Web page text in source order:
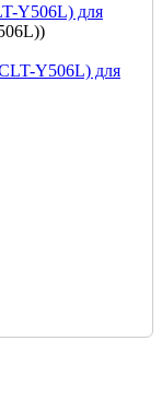
Y506L) для
)